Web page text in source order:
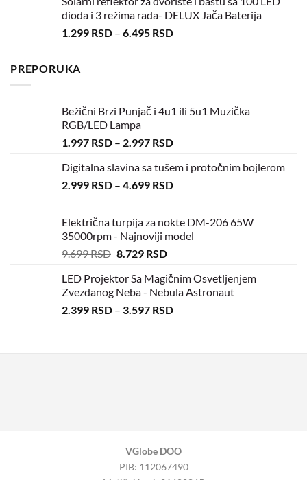
dioda i 3 režima rada- DELUX Jača Baterija
1.299 RSD – 6.495 RSD
PREPORUKA
Bežični Brzi Punjač i 4u1 ili 5u1 Muzička
RGB/LED Lampa
1.997 RSD – 2.997 RSD
Digitalna slavina sa tušem i protočnim bojlerom
2.999 RSD – 4.699 RSD
Električna turpija za nokte DM-206 65W
35000rpm - Najnoviji model
9.699RSD 8.729 RSD
LED Projektor Sa Magičnim Osvetljenjem
Zvezdanog Neba - Nebula Astronaut
2.399 RSD – 3.597 RSD
VGlobe DOO
PIB: 112067490